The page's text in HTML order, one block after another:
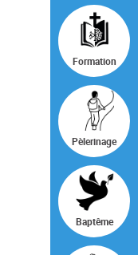
Formation
Pèlerinage
Baptême